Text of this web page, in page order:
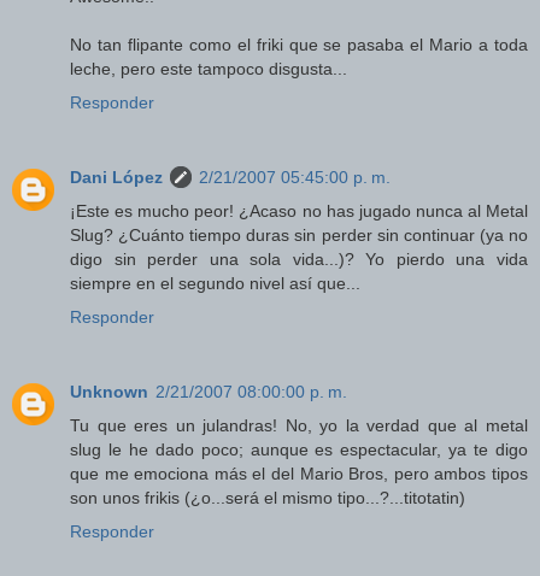
No tan flipante como el friki que se pasaba el Mario a toda
leche, pero este tampoco disgusta...
Responder
Dani López
2/21/2007 05:45:00 p. m.
¡Este es mucho peor! ¿Acaso no has jugado nunca al Metal
Slug? ¿Cuánto tiempo duras sin perder sin continuar (ya no
digo sin perder una sola vida...)? Yo pierdo una vida
siempre en el segundo nivel así que...
Responder
Unknown 2/21/2007 08:00:00 p. m.
Tu que eres un julandras! No, yo la verdad que al metal
slug le he dado poco; aunque es espectacular, ya te digo
que me emociona más el del Mario Bros, pero ambos tipos
son unos frikis (¿o...será el mismo tipo...?...titotatin)
Responder